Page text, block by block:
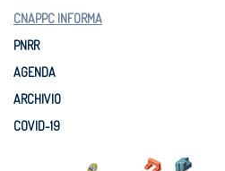
CNAPPC INFORMA
PNRR
AGENDA
ARCHIVIO
COVID-19